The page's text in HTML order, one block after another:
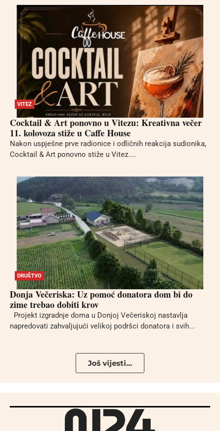
VITEZ
Cocktail & Art ponovno u Vitezu: Kreativna večer
11. kolovoza stiže u Caffe House
Nakon uspješne prve radionice i odličnih reakcija sudionika,
Cocktail & Art ponovno stiže u Vitez....
DRUŠTVO
Donja Večeriska: Uz pomoć donatora dom bi do
zime trebao dobiti krov
Projekt izgradnje doma u Donjoj Večeriskoj nastavlja
napredovati zahvaljujući velikoj podršci donatora i svih...
Još vijesti...